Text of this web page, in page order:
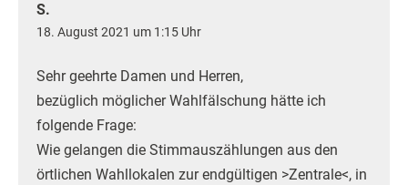
S.
18. August 2021 um 1:15 Uhr
Sehr geehrte Damen und Herren,
bezüglich möglicher Wahlfälschung hätte ich
folgende Frage:
Wie gelangen die Stimmauszählungen aus den
örtlichen Wahllokalen zur endgültigen >Zentrale<, in